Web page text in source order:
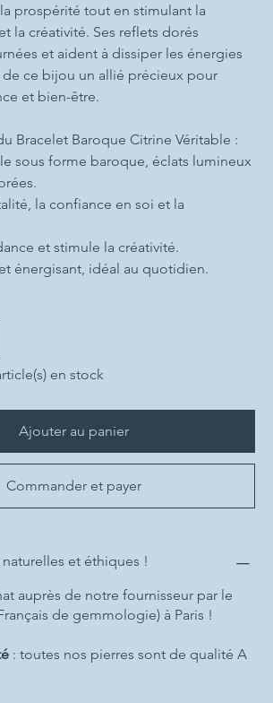
prospérité tout en stimulant la
la créativité. Ses reflets dorés
et aident à dissiper les énergies
de ce bijou un allié précieux pour
et bien-être.
Bracelet Baroque Citrine Véritable :
sous forme baroque, éclats lumineux
la confiance en soi et la
et stimule la créativité.
énergisant, idéal au quotidien.
en stock
Ajouter au panier
Commander et payer
naturelles et éthiques !
auprès de notre fournisseur par le
de gemmologie) à Paris !
: toutes nos pierres sont de qualité A